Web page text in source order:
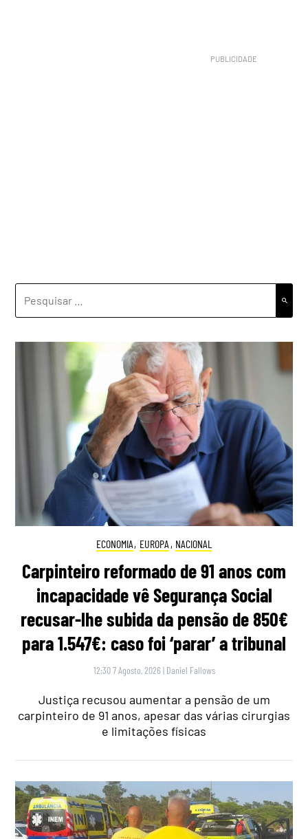
POR:
ECONOMIA, EUROPA , NACIONAL
Carpinteiro reformado de 91 anos com
incapacidade vê Segurança Social
recusar-lhe subida da pensão de 850€
para 1.547€: caso foi ‘parar’ a tribunal
12:30 7 Agosto, 2026 | Daniel Fallows
Justiça recusou aumentar a pensão de um
carpinteiro de 91 anos, apesar das várias cirurgias
e limitações físicas